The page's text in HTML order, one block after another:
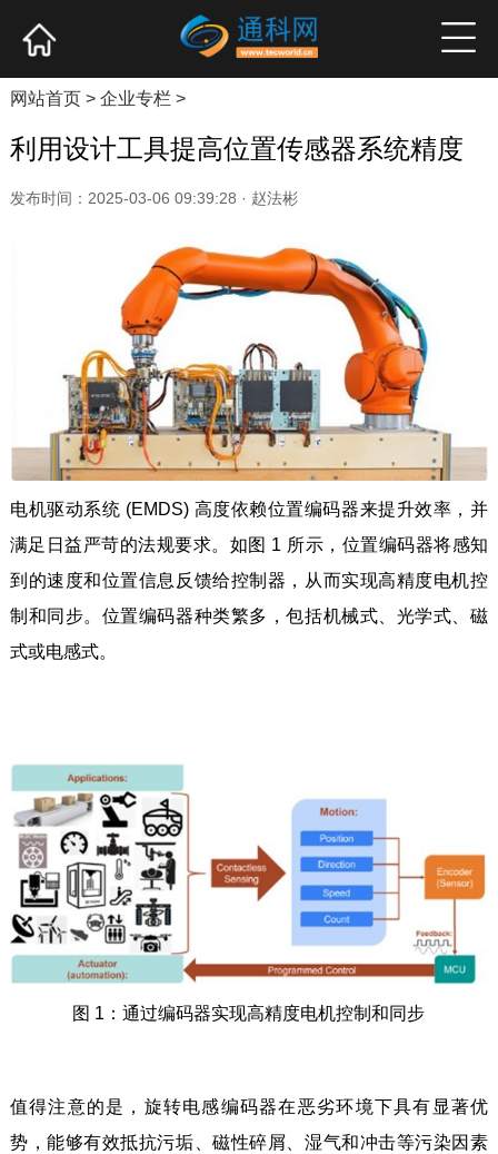
产业资讯 企业新品 高端访谈
网站首页> 企业专栏 >
利用设计工具提高位置传感器系统精度
发布时间：2025-03-06 09:39:28 · 赵法彬
电机驱动系统 (EMDS) 高度依赖位置编码器来提升效率，并
满足日益严苛的法规要求。如图 1 所示，位置编码器将感知
到的速度和位置信息反馈给控制器，从而实现高精度电机控
制和同步。位置编码器种类繁多，包括机械式、光学式、磁
式或电感式。
图 1：通过编码器实现高精度电机控制和同步
值得注意的是，旋转电感编码器在恶劣环境下具有显著优
势，能够有效抵抗污垢、磁性碎屑、湿气和冲击等污染因素